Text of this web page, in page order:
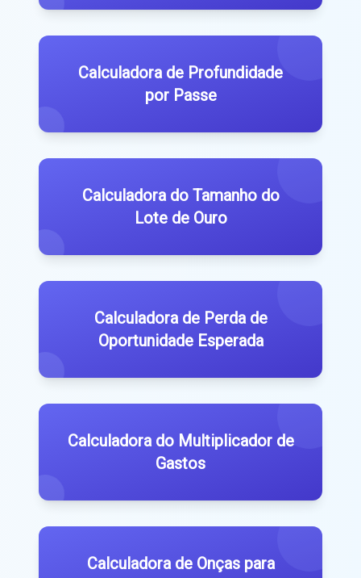
Calculadora de Profundidade
por Passe
Calculadora do Tamanho do
Lote de Ouro
Calculadora de Perda de
Oportunidade Esperada
Calculadora do Multiplicador de
Gastos
Calculadora de Onças para